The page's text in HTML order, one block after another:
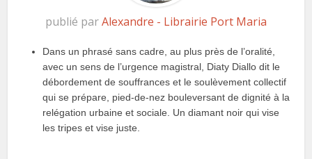
publié parAlexandre - Librairie Port Maria
Dans un phrasé sans cadre, au plus près de l’oralité,
avec un sens de l’urgence magistral, Diaty Diallo dit le
débordement de souffrances et le soulèvement collectif
qui se prépare, pied-de-nez bouleversant de dignité à la
relégation urbaine et sociale. Un diamant noir qui vise
les tripes et vise juste.